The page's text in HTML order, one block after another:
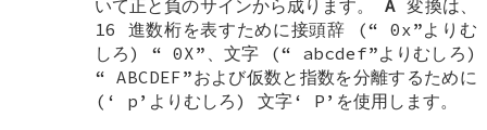
いて正と負のサインから成ります。A 変換は、
16 進数桁を表すために接頭辞 (“ 0x”よりむ
しろ) “0X”、文字 (“ abcdef”よりむしろ)
“ABCDEF”および仮数と指数を分離するために
(‘ p ’よりむしろ) 文字‘ P ’を使用します。